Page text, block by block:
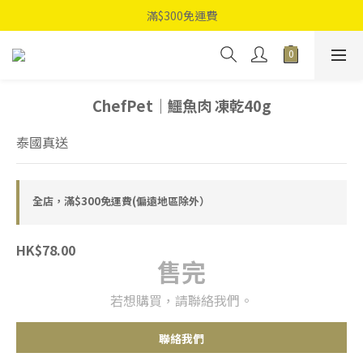
滿$300免運費
ChefPet｜鱷魚肉 凍乾40g
泰國真送
全店，滿$300免運費(偏遠地區除外）
HK$78.00
售完
若想購買，請聯絡我們。
聯絡我們